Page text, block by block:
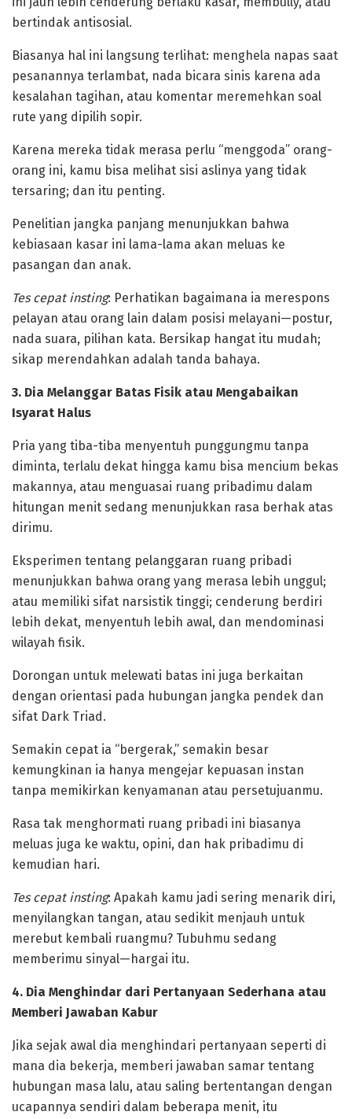
bertindak antisosial.
‎Biasanya hal ini langsung terlihat: menghela napas saat
pesanannya terlambat, nada bicara sinis karena ada
kesalahan tagihan, atau komentar meremehkan soal
rute yang dipilih sopir.
Karena mereka tidak merasa perlu “menggoda” orang-
orang ini, kamu bisa melihat sisi aslinya yang tidak
tersaring; dan itu penting.
Penelitian jangka panjang menunjukkan bahwa
kebiasaan kasar ini lama-lama akan meluas ke
pasangan dan anak.
‎Tes cepat insting: Perhatikan bagaimana ia merespons
pelayan atau orang lain dalam posisi melayani—postur,
nada suara, pilihan kata. Bersikap hangat itu mudah;
sikap merendahkan adalah tanda bahaya.
‎3. Dia Melanggar Batas Fisik atau Mengabaikan
Isyarat Halus
‎Pria yang tiba-tiba menyentuh punggungmu tanpa
diminta, terlalu dekat hingga kamu bisa mencium bekas
makannya, atau menguasai ruang pribadimu dalam
hitungan menit sedang menunjukkan rasa berhak atas
dirimu.
‎Eksperimen tentang pelanggaran ruang pribadi
menunjukkan bahwa orang yang merasa lebih unggul;
atau memiliki sifat narsistik tinggi; cenderung berdiri
lebih dekat, menyentuh lebih awal, dan mendominasi
wilayah fisik.
‎Dorongan untuk melewati batas ini juga berkaitan
dengan orientasi pada hubungan jangka pendek dan
sifat Dark Triad.
Semakin cepat ia “bergerak,” semakin besar
kemungkinan ia hanya mengejar kepuasan instan
tanpa memikirkan kenyamanan atau persetujuanmu.
Rasa tak menghormati ruang pribadi ini biasanya
meluas juga ke waktu, opini, dan hak pribadimu di
kemudian hari.
‎Tes cepat insting: Apakah kamu jadi sering menarik diri,
menyilangkan tangan, atau sedikit menjauh untuk
merebut kembali ruangmu? Tubuhmu sedang
memberimu sinyal—hargai itu.
‎4. Dia Menghindar dari Pertanyaan Sederhana atau
Memberi Jawaban Kabur
‎Jika sejak awal dia menghindari pertanyaan seperti di
mana dia bekerja, memberi jawaban samar tentang
hubungan masa lalu, atau saling bertentangan dengan
ucapannya sendiri dalam beberapa menit, itu